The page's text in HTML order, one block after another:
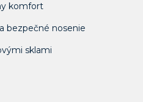
komfort
bezpečné nosenie
sklami